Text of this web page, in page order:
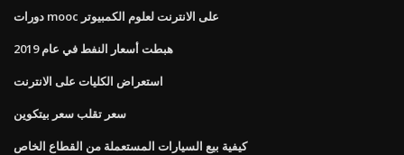
دورات mooc على الانترنت لعلوم الكمبيوتر
هبطت أسعار النفط في عام 2019
استعراض الكليات على الانترنت
سعر تقلب سعر بيتكوين
كيفية بيع السيارات المستعملة من القطاع الخاص